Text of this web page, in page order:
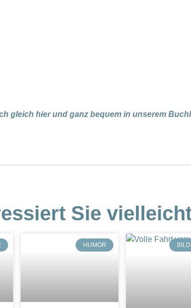
gleich hier und ganz bequem in unserem
Sie
HUMOR